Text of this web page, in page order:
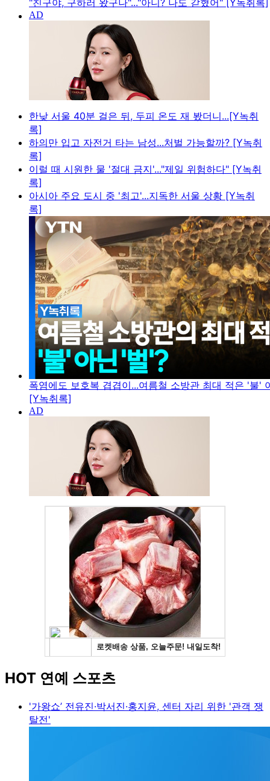
"친구야, 구하러 왔구나"..."아니? 나도 갇혔어" [Y녹취록]
한낮 서울 40분 걸은 뒤, 두피 온도 재 봤더니...[Y녹취
록]
하의만 입고 자전거 타는 남성...처벌 가능할까? [Y녹취
록]
이럴 때 시원한 물 '절대 금지'..."제일 위험하다" [Y녹취
록]
아시아 주요 도시 중 '최고'...지독한 서울 상황 [Y녹취
록]
폭염에도 보호복 겹겹이...여름철 소방관 최대 적은 '불'
[Y녹취록]
HOT 연예 스포츠
'가왕쇼’ 전유진·박서진·홍지윤, 센터 자리 위한 '관객 쟁
탈전'